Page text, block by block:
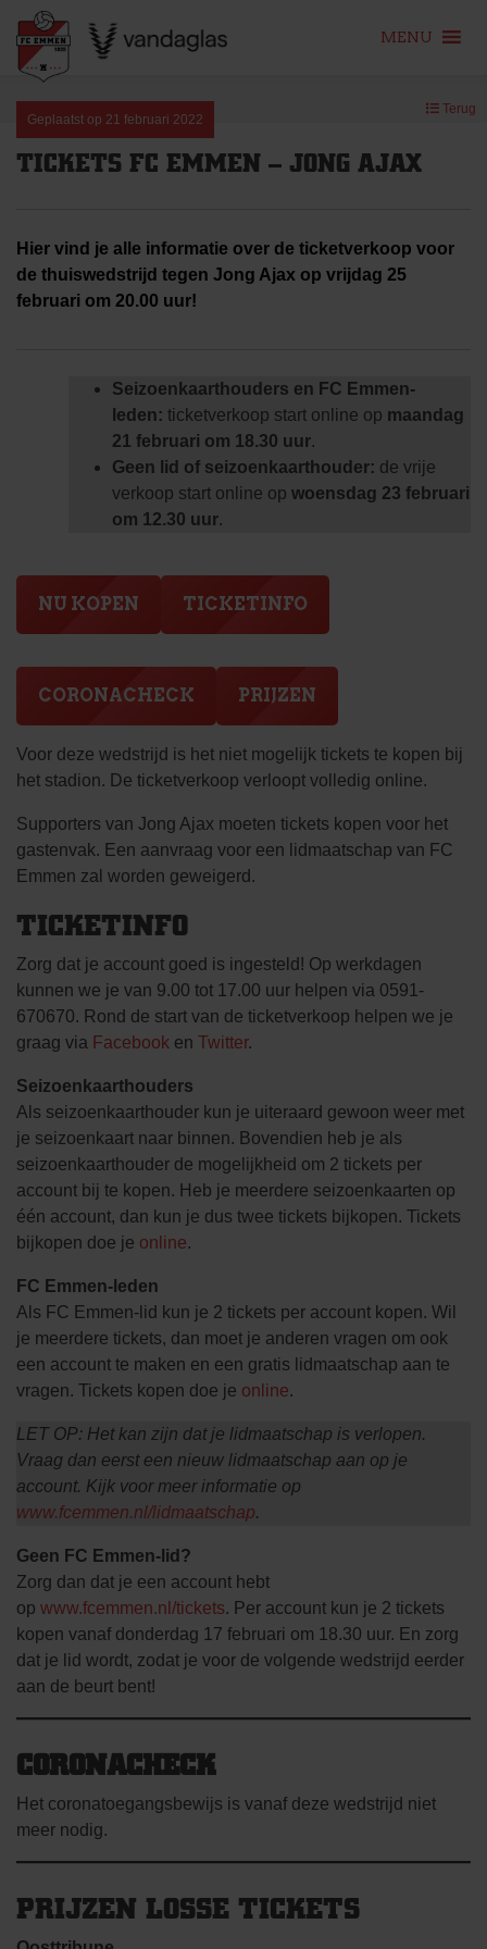
content
MENU
Geplaatst op 21 februari 2022
Terug
TICKETS FC EMMEN – JONG AJAX
Hier vind je alle informatie over de ticketverkoop voor
de thuiswedstrijd tegen Jong Ajax op vrijdag 25
februari om 20.00 uur!
Seizoenkaarthouders en FC Emmen-
leden: ticketverkoop start online op maandag
21 februari om 18.30 uur.
Geen lid of seizoenkaarthouder: de vrije
verkoop start online op woensdag 23 februari
om 12.30 uur.
NU KOPEN TICKETINFO
CORONACHECK PRIJZEN
Voor deze wedstrijd is het niet mogelijk tickets te kopen bij
het stadion. De ticketverkoop verloopt volledig online.
Supporters van Jong Ajax moeten tickets kopen voor het
gastenvak. Een aanvraag voor een lidmaatschap van FC
Emmen zal worden geweigerd.
TICKETINFO
Zorg dat je account goed is ingesteld! Op werkdagen
kunnen we je van 9.00 tot 17.00 uur helpen via 0591-
670670. Rond de start van de ticketverkoop helpen we je
graag via Facebook en Twitter.
Seizoenkaarthouders
Als seizoenkaarthouder kun je uiteraard gewoon weer met
je seizoenkaart naar binnen. Bovendien heb je als
seizoenkaarthouder de mogelijkheid om 2 tickets per
account bij te kopen. Heb je meerdere seizoenkaarten op
één account, dan kun je dus twee tickets bijkopen. Tickets
bijkopen doe je online.
FC Emmen-leden
Als FC Emmen-lid kun je 2 tickets per account kopen. Wil
je meerdere tickets, dan moet je anderen vragen om ook
een account te maken en een gratis lidmaatschap aan te
vragen. Tickets kopen doe je online.
LET OP: Het kan zijn dat je lidmaatschap is verlopen.
Vraag dan eerst een nieuw lidmaatschap aan op je
account. Kijk voor meer informatie op
www.fcemmen.nl/lidmaatschap.
Geen FC Emmen-lid?
Zorg dan dat je een account hebt
op www.fcemmen.nl/tickets. Per account kun je 2 tickets
kopen vanaf donderdag 17 februari om 18.30 uur. En zorg
dat je lid wordt, zodat je voor de volgende wedstrijd eerder
aan de beurt bent!
CORONACHECK
Het coronatoegangsbewijs is vanaf deze wedstrijd niet
meer nodig.
PRIJZEN LOSSE TICKETS